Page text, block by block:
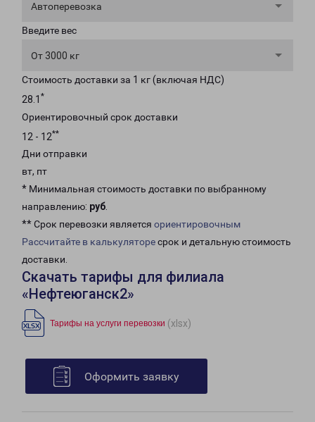
Автоперевозка
Введите вес
От 3000 кг
Стоимость доставки за 1 кг (включая НДС)
28.1 *
Ориентировочный срок доставки
12 - 12**
Дни отправки
вт, пт
* Минимальная стоимость доставки по выбранному
направлению: руб.
** Срок перевозки является ориентировочным
Рассчитайте в калькуляторесрок и детальную стоимость
доставки.
Скачать тарифы для филиала
«Нефтеюганск2»
Тарифы на услуги перевозки (xlsx)
Оформить заявку